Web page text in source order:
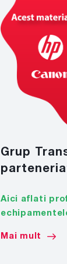
Grup
Aici aflati
Mai mult